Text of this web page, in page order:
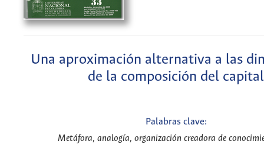
Una aproximación alternativa a las
de la composición del capital
Palabras clave:
Metáfora, analogía, organización creadora de